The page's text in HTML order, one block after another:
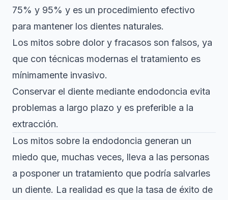
75% y 95% y es un procedimiento efectivo
para mantener los dientes naturales.
Los mitos sobre dolor y fracasos son falsos, ya
que con técnicas modernas el tratamiento es
mínimamente invasivo.
Conservar el diente mediante endodoncia evita
problemas a largo plazo y es preferible a la
extracción.
Los mitos sobre la endodoncia generan un
miedo que, muchas veces, lleva a las personas
a posponer un tratamiento que podría salvarles
un diente. La realidad es que la tasa de éxito de